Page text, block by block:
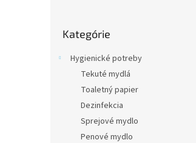
kategórie
Kategórie
Hygienické potreby
Tekuté mydlá
Toaletný papier
Dezinfekcia
Sprejové mydlo
Penové mydlo